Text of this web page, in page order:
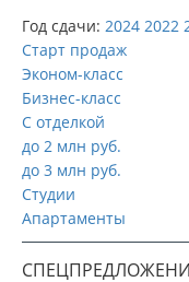
Год сдачи: 2024 2022
Старт продаж
Эконом-класс
Бизнес-класс
С отделкой
до 2 млн руб.
до 3 млн руб.
Студии
Апартаменты